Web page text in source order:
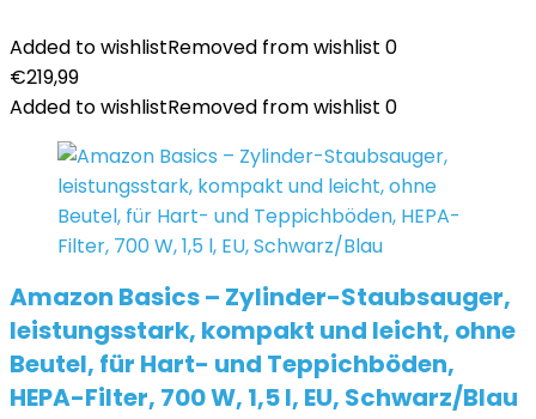
Added to wishlistRemoved from wishlist 0
€219,99
Added to wishlistRemoved from wishlist 0
Amazon Basics – Zylinder-Staubsauger,
leistungsstark, kompakt und leicht, ohne
Beutel, für Hart- und Teppichböden,
HEPA-Filter, 700 W, 1,5 l, EU, Schwarz/Blau